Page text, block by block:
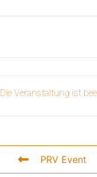
Die Veranstaltung ist
PRV Event